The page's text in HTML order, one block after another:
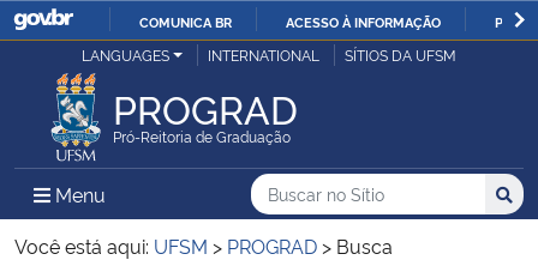
IR
O
COMUNICA BR ACESSO À INFORMAÇÃO
Ministério da Justiça e Segurança Pública
Ministério da Defesa
Ministério das Relações Exteriores
LANGUAGES INTERNATIONAL SÍTIOS DA UFSM
PROGRAD
Pró-Reitoria de Graduação
Menu Menu Principal do Sítio
Busca
Buscar no no Sítio
Busca:
Você está aqui: UFSM > PROGRAD > Busca